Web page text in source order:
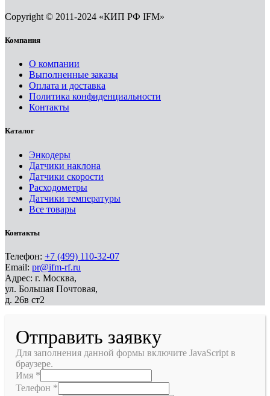
Copyright © 2011-2024 «КИП РФ IFM»
Компания
О компании
Выполненные заказы
Оплата и доставка
Политика конфиденциальности
Контакты
Каталог
Энкодеры
Датчики наклона
Датчики скорости
Расходометры
Датчики температуры
Все товары
Контакты
Телефон: +7 (499) 110-32-07
Email: pr@ifm-rf.ru
Адрес: г. Москва,
ул. Большая Почтовая,
д. 26в ст2
Отправить заявку
Для заполнения данной формы включите JavaScript в
браузере.
Имя *
Телефон *